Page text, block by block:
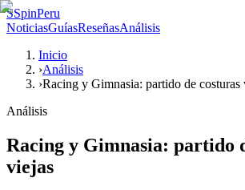
SSpinPeru
NoticiasGuíasReseñasAnálisis
Inicio
›Análisis
›Racing y Gimnasia: partido de costuras
Análisis
Racing y Gimnasia: partido
viejas